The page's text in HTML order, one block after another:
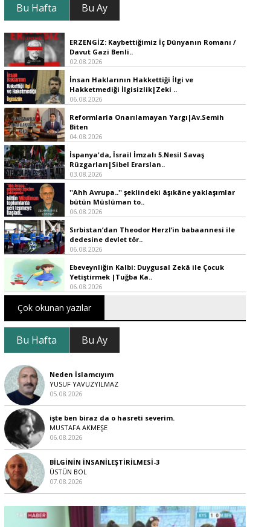
Bu Hafta Bu Ay
ERZENGİZ: Kaybettiğimiz İç Dünyanın Romanı /
Davut Gazi Benli..
02.08.2026
İnsan Haklarının Hakkettiği İlgi ve
Hakketmediği İlgisizlik|Zeki ..
06.08.2026
Reformlarla Onarılamayan Yargı|Av.Semih
Biten
04.08.2026
İspanya'da, İsrail İmzalı 5.Nesil Savaş
Rüzgarları|Sibel Erarslan..
03.08.2026
''Ahh Avrupa..'' şeklindeki âşıkâne yaklaşımlar
bütün Müslüman to..
06.08.2026
Sırbistan’dan Theodor Herzl’in babaannesi ile
dedesine devlet tör..
06.08.2026
Ebeveynliğin Kalbi: Duygusal Zekâ ile Çocuk
Yetiştirmek |Tuğba Ka..
06.08.2026
Çok okunan yazılar
Bu Hafta Bu Ay
Neden İslamcıyım
YUSUF YAVUZYILMAZ
05.08.2026
işte ben biraz da o hasreti severim.
MUSTAFA AKMEŞE
06.08.2026
BİLGİNİN İNSANİLEŞTİRİLMESİ-3
ÜSTÜN BOL
07.08.2026